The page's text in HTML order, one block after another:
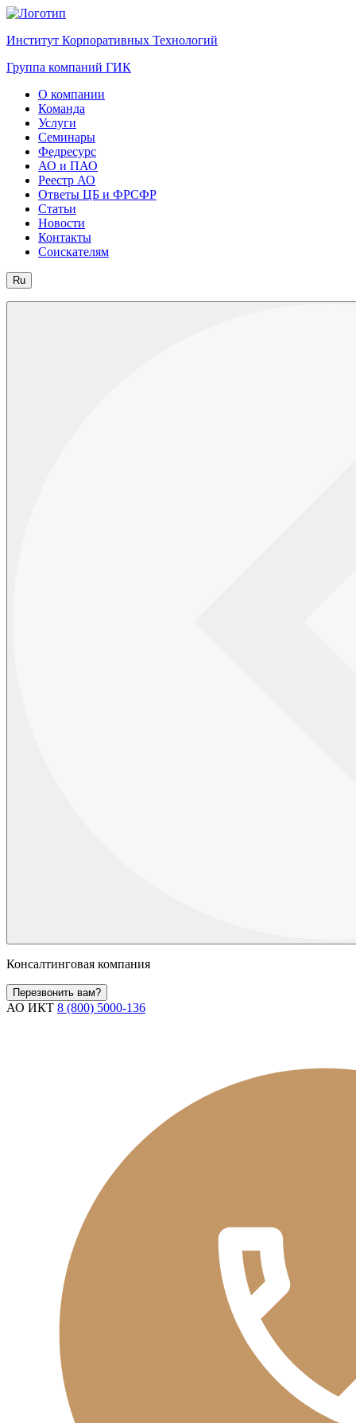
Институт Корпоративных Технологий
Группа компаний ГИК
О компании
Команда
Услуги
Семинары
Федресурс
АО и ПАО
Реестр АО
Ответы ЦБ и ФРСФР
Статьи
Новости
Контакты
Соискателям
Ru
Консалтинговая компания
Перезвонить вам?
АО ИКТ 8 (800) 5000-136